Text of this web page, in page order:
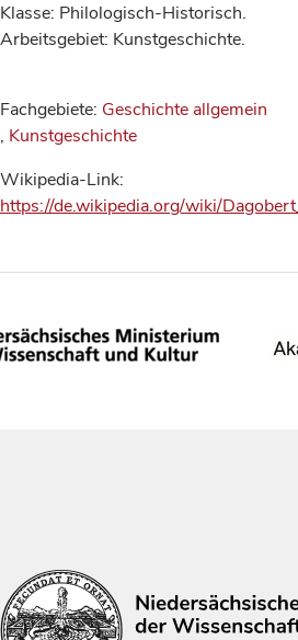
Klasse: Philologisch-Historisch.
Arbeitsgebiet: Kunstgeschichte.
Fachgebiete: Geschichte allgemein
, Kunstgeschichte
Wikipedia-Link:
https://de.wikipedia.org/wiki/